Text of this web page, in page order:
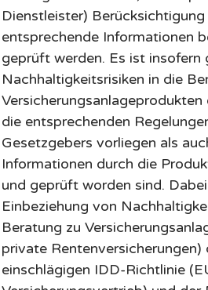
Dienstleister)
entsprechende Informationen
geprüft werden. Es ist
Nachhaltigkeitsrisiken in die
Versicherungsanlageprodukten
die entsprechenden
Gesetzgebers vorliegen als
Informationen durch die
und geprüft worden sind.
Einbeziehung von
Beratung zu
private
einschlägigen IDD-Richtlinie